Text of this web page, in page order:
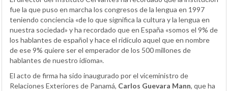
fue la que puso en marcha los congresos de la lengua en 1997
teniendo conciencia «de lo que significa la cultura y la lengua en
nuestra sociedad» y ha recordado que en España «somos el 9% de
los hablantes de español y hace el ridículo aquel que en nombre
de ese 9% quiere ser el emperador de los 500 millones de
hablantes de nuestro idioma».
El acto de firma ha sido inaugurado por el viceministro de
Relaciones Exteriores de Panamá, Carlos Guevara Mann, que ha